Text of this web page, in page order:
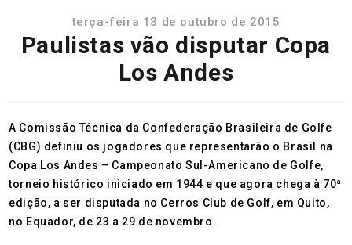
terça-feira 13 de outubro de 2015
Paulistas vão disputar Copa
Los Andes
A Comissão Técnica da Confederação Brasileira de Golfe
(CBG) definiu os jogadores que representarão o Brasil na
Copa Los Andes – Campeonato Sul-Americano de Golfe,
torneio histórico iniciado em 1944 e que agora chega à 70ª
edição, a ser disputada no Cerros Club de Golf, em Quito,
no Equador, de 23 a 29 de novembro.